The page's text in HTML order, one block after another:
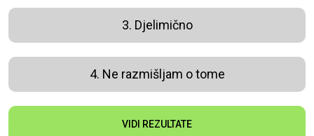
3. Djelimično
4. Ne razmišljam o tome
VIDI REZULTATE